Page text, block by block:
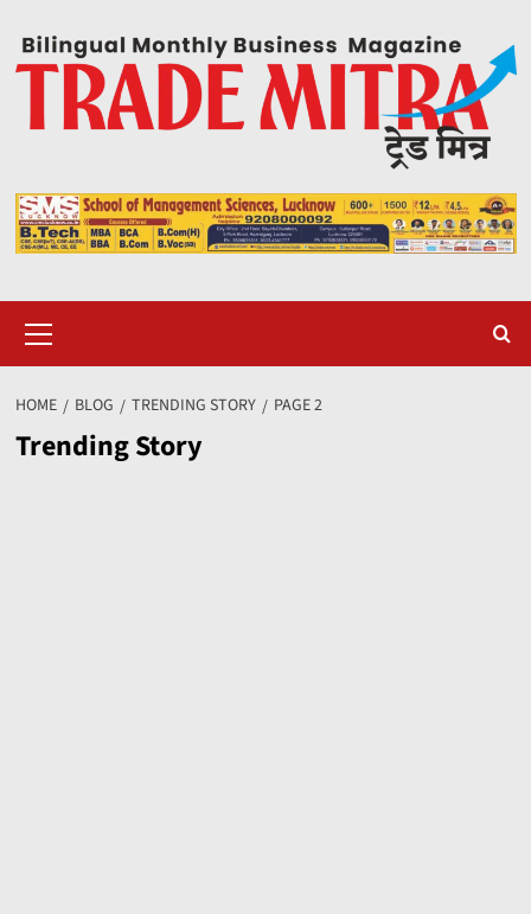
content
Menu
HOME BLOG TRENDING STORY PAGE 2
Trending Story